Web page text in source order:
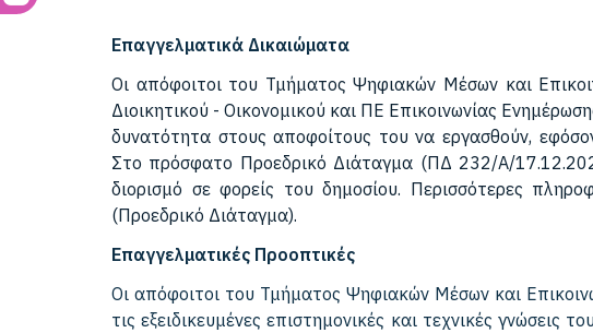
Επαγγελματικά Δικαιώματα
Οι απόφοιτοι του Τμήματος Ψηφιακών Μέσων και
Διοικητικού - Οικονομικού και ΠΕ Επικοινωνίας
δυνατότητα στους αποφοίτους του να εργασθούν,
Στο πρόσφατο Προεδρικό Διάταγμα (ΠΔ 232/Α/
διορισμό σε φορείς του δημοσίου. Περισσότερες
(Προεδρικό Διάταγμα).
Επαγγελματικές Προοπτικές
Οι απόφοιτοι του Τμήματος Ψηφιακών Μέσων και
τις εξειδικευμένες επιστημονικές και τεχνικές γνώσεις